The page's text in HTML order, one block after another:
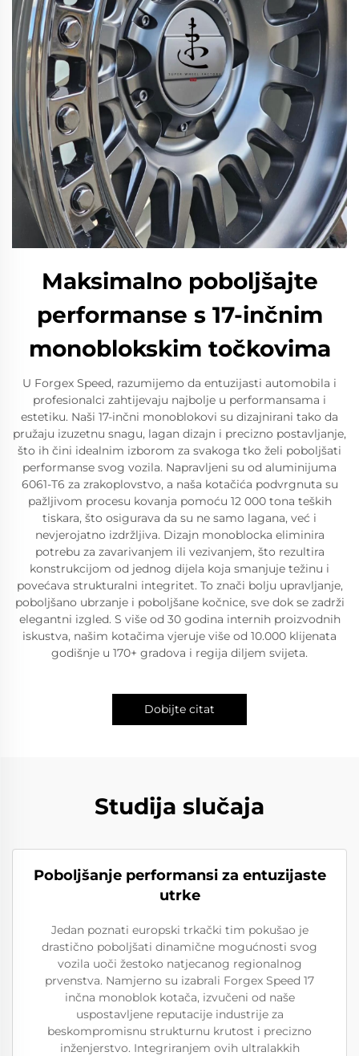
Maksimalno poboljšajte
performanse s 17-inčnim
monoblokskim točkovima
U Forgex Speed, razumijemo da entuzijasti automobila i
profesionalci zahtijevaju najbolje u performansama i
estetiku. Naši 17-inčni monoblokovi su dizajnirani tako da
pružaju izuzetnu snagu, lagan dizajn i precizno postavljanje,
što ih čini idealnim izborom za svakoga tko želi poboljšati
performanse svog vozila. Napravljeni su od aluminijuma
6061-T6 za zrakoplovstvo, a naša kotačića podvrgnuta su
pažljivom procesu kovanja pomoću 12 000 tona teških
tiskara, što osigurava da su ne samo lagana, već i
nevjerojatno izdržljiva. Dizajn monoblocka eliminira
potrebu za zavarivanjem ili vezivanjem, što rezultira
konstrukcijom od jednog dijela koja smanjuje težinu i
povećava strukturalni integritet. To znači bolju upravljanje,
poboljšano ubrzanje i poboljšane kočnice, sve dok se zadrži
elegantni izgled. S više od 30 godina internih proizvodnih
iskustva, našim kotačima vjeruje više od 10.000 klijenata
godišnje u 170+ gradova i regija diljem svijeta.
Dobijte citat
Studija slučaja
Poboljšanje performansi za entuzijaste
utrke
Jedan poznati europski trkački tim pokušao je
drastično poboljšati dinamične mogućnosti svog
vozila uoči žestoko natjecanog regionalnog
prvenstva. Namjerno su izabrali Forgex Speed 17
inčna monoblok kotača, izvučeni od naše
uspostavljene reputacije industrije za
beskompromisnu strukturnu krutost i precizno
inženjerstvo. Integriranjem ovih ultralakkih